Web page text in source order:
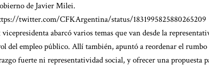
de Javier Milei.
twitter.com/CFKArgentina/status/1831995825880265209
abarcó varios temas que van desde la
del empleo público. Allí también, apuntó a reordenar el
fuerte ni representatividad social, y ofrecer una propuesta